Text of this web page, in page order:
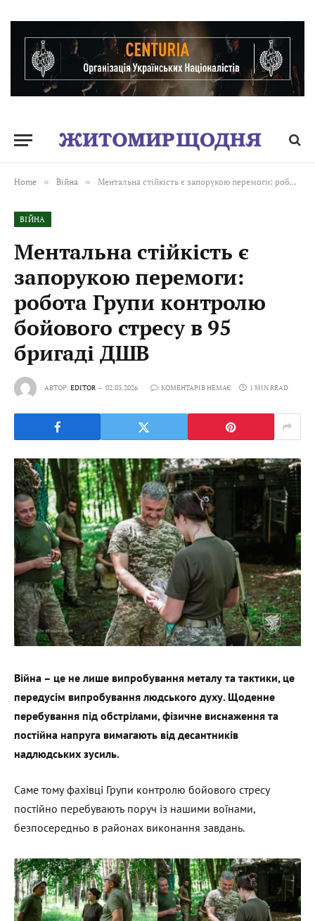
Home » Війна » Ментальна стійкість є запорукою перемоги: робота Групи контролю бойового стресу в 95 бригаді ДШВ
ВІЙНА
Ментальна стійкість є
запорукою перемоги:
робота Групи контролю
бойового стресу в 95
бригаді ДШВ
АВТОР:EDITOR 02.03.2026 КОМЕНТАРІВ НЕМАЄ 1 MIN READ
Війна – це не лише випробування металу та тактики, це
передусім випробування людського духу. Щоденне
перебування під обстрілами, фізичне виснаження та
постійна напруга вимагають від десантників
надлюдських зусиль.
Саме тому фахівці Групи контролю бойового стресу
постійно перебувають поруч із нашими воїнами,
безпосередньо в районах виконання завдань.